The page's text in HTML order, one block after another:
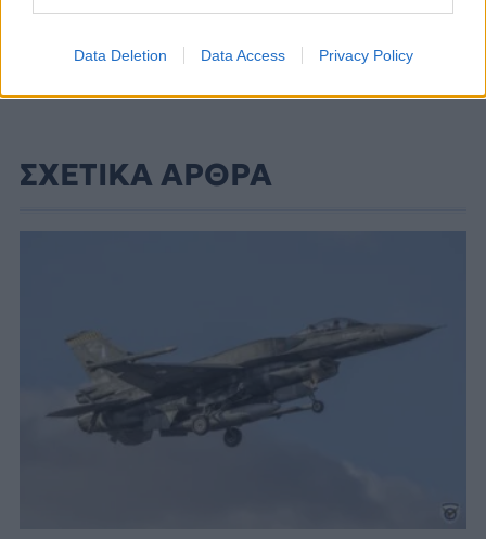
Data Deletion Data Access Privacy Policy
ΣΧΕΤΙΚΑ ΑΡΘΡΑ